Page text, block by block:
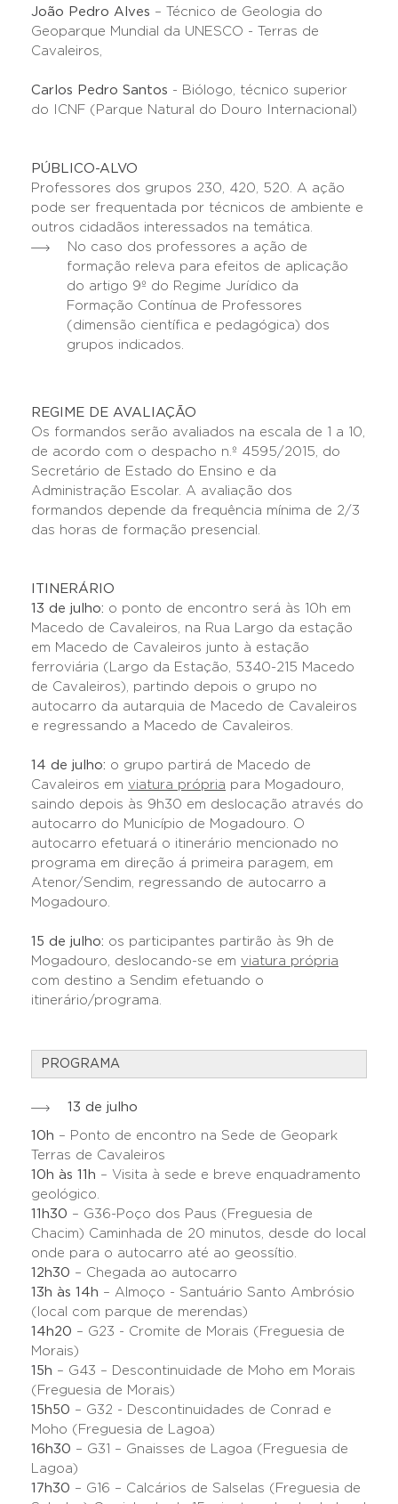
João Pedro Alves – Técnico de Geologia do
Geoparque Mundial da UNESCO - Terras de
Cavaleiros,
Carlos Pedro Santos - Biólogo, técnico superior
do ICNF (Parque Natural do Douro Internacional)
PÚBLICO-ALVO
Professores dos grupos 230, 420, 520. A ação
pode ser frequentada por técnicos de ambiente e
outros cidadãos interessados na temática.
No caso dos professores a ação de
formação releva para efeitos de aplicação
do artigo 9º do Regime Jurídico da
Formação Contínua de Professores
(dimensão científica e pedagógica) dos
grupos indicados.
REGIME DE AVALIAÇÃO
Os formandos serão avaliados na escala de 1 a 10,
de acordo com o despacho n.º 4595/2015, do
Secretário de Estado do Ensino e da
Administração Escolar. A avaliação dos
formandos depende da frequência mínima de 2/3
das horas de formação presencial.
ITINERÁRIO
13 de julho: o ponto de encontro será às 10h em
Macedo de Cavaleiros, na Rua Largo da estação
em Macedo de Cavaleiros junto à estação
ferroviária (Largo da Estação, 5340-215 Macedo
de Cavaleiros), partindo depois o grupo no
autocarro da autarquia de Macedo de Cavaleiros
e regressando a Macedo de Cavaleiros.
14 de julho: o grupo partirá de Macedo de
Cavaleiros em viatura própria para Mogadouro,
saindo depois às 9h30 em deslocação através do
autocarro do Município de Mogadouro. O
autocarro efetuará o itinerário mencionado no
programa em direção á primeira paragem, em
Atenor/Sendim, regressando de autocarro a
Mogadouro.
15 de julho: os participantes partirão às 9h de
Mogadouro, deslocando-se em viatura própria
com destino a Sendim efetuando o
itinerário/programa.
PROGRAMA
13 de julho
10h – Ponto de encontro na Sede de Geopark
Terras de Cavaleiros
10h às 11h – Visita à sede e breve enquadramento
geológico.
11h30 – G36-Poço dos Paus (Freguesia de
Chacim) Caminhada de 20 minutos, desde do local
onde para o autocarro até ao geossítio.
12h30 – Chegada ao autocarro
13h às 14h – Almoço - Santuário Santo Ambrósio
(local com parque de merendas)
14h20 – G23 - Cromite de Morais (Freguesia de
Morais)
15h – G43 – Descontinuidade de Moho em Morais
(Freguesia de Morais)
15h50 – G32 - Descontinuidades de Conrad e
Moho (Freguesia de Lagoa)
16h30 – G31 – Gnaisses de Lagoa (Freguesia de
Lagoa)
17h30 – G16 – Calcários de Salselas (Freguesia de